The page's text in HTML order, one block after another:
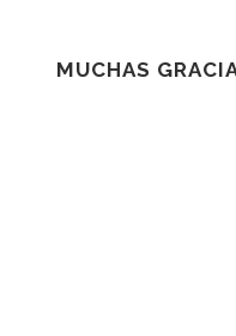
MUCHAS